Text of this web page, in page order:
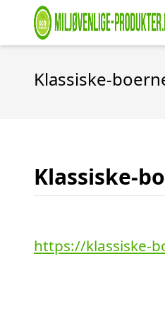
Klassiske-
Klassiske-
https://klassiske-